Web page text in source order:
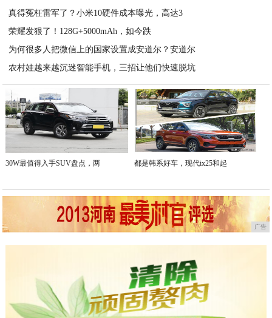
真得冤枉雷军了？小米10硬件成本曝光，高达3
荣耀发狠了！128G+5000mAh，如今跌
为何很多人把微信上的国家设置成安道尔？安道尔
农村娃越来越沉迷智能手机，三招让他们快速脱坑
2020-04-07
30W最值得入手SUV盘点，两 都是韩系好车，现代ix25和起
广告